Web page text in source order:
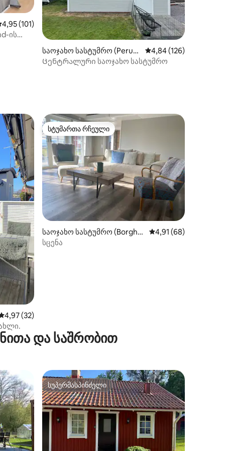
შეფასებაა 5‑დან 4,95, 101 მიმოხილვა
4,95 (101)
ის
საოჯახო სასტუმრო (Peru-L
idhem)
საშუალო შეფასებაა
4,84 (126)
Ცენტრალური საოჯახო სასტუმრო
შეფასებაა 5‑დან 4,97, 32 მიმოხილვა
4,97 (32)
სტუმართა რჩეული
სტუმართა რჩეული
საოჯახო სასტუმრო (Borgha
mn)
საშუალო შეფასებაა
4,91 (68)
სცენა
და საშრობით
სუპერმასპინძელი
სუპერმასპინძელი